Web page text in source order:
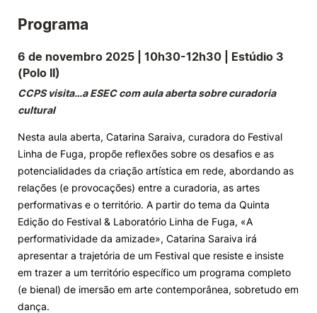
Knowledge Factory
Candidaturas
Elogio / Sugestão / Reclamação
Programa
6 de novembro 2025 | 10h30-12h30 | Estúdio 3
(Polo II)
CCPS visita…a ESEC com aula aberta sobre curadoria
cultural
Nesta aula aberta, Catarina Saraiva, curadora do Festival
Linha de Fuga, propõe reflexões sobre os desafios e as
potencialidades da criação artística em rede, abordando as
relações (e provocações) entre a curadoria, as artes
performativas e o território. A partir do tema da Quinta
Edição do Festival & Laboratório Linha de Fuga, «A
performatividade da amizade», Catarina Saraiva irá
apresentar a trajetória de um Festival que resiste e insiste
em trazer a um território específico um programa completo
(e bienal) de imersão em arte contemporânea, sobretudo em
dança.